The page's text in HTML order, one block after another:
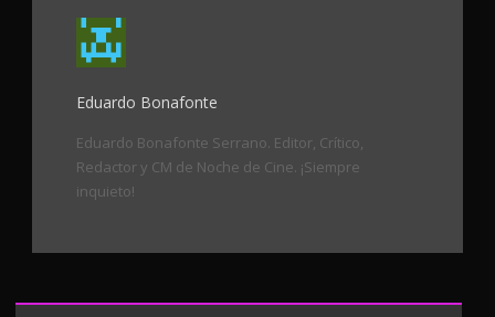
Eduardo Bonafonte
Eduardo Bonafonte Serrano. Editor, Crítico,
Redactor y CM de Noche de Cine. ¡Siempre
inquieto!